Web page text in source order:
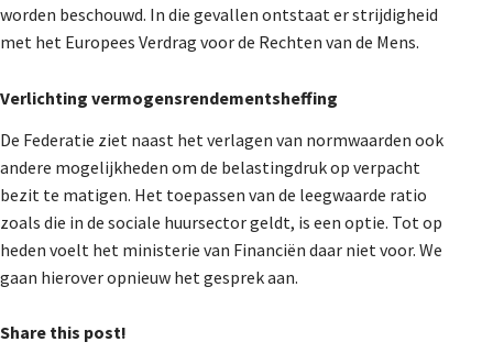
worden beschouwd. In die gevallen ontstaat er strijdigheid
met het Europees Verdrag voor de Rechten van de Mens.
Verlichting vermogensrendementsheffing
De Federatie ziet naast het verlagen van normwaarden ook
andere mogelijkheden om de belastingdruk op verpacht
bezit te matigen. Het toepassen van de leegwaarde ratio
zoals die in de sociale huursector geldt, is een optie. Tot op
heden voelt het ministerie van Financiën daar niet voor. We
gaan hierover opnieuw het gesprek aan.
Share this post!